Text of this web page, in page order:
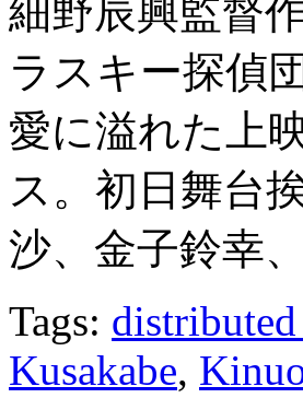
細野辰興監督
ラスキー探偵
愛に溢れた上
ス。初日舞台
沙、金子鈴幸
Tags:
Kusakabe,